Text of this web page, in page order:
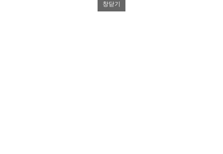
창닫기